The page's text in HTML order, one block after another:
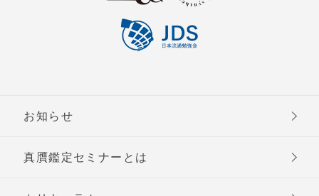
お知らせ
真贋鑑定セミナーとは